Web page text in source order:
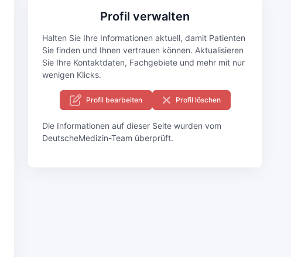
Profil verwalten
Halten Sie Ihre Informationen aktuell, damit Patienten
Sie finden und Ihnen vertrauen können. Aktualisieren
Sie Ihre Kontaktdaten, Fachgebiete und mehr mit nur
wenigen Klicks.
Profil bearbeiten Profil löschen
Die Informationen auf dieser Seite wurden vom
DeutscheMedizin-Team überprüft.